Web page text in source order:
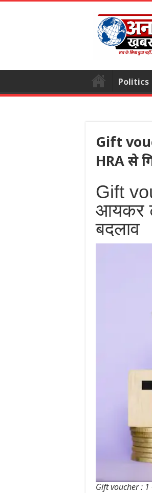
Politics
Gift
HRA से
Gift
आयकर
बदलाव
Gift voucher : 1